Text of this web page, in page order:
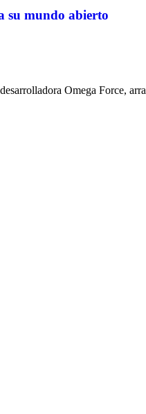
su mundo abierto
Omega Force,